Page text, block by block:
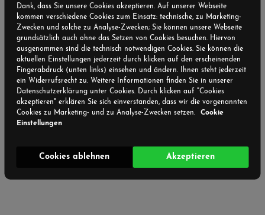
Dank, dass Sie unsere Cookies akzeptieren. Auf unserer Webseite
kommen verschiedene Cookies zum Einsatz: technische, zu Marketing-
Zwecken und solche zu Analyse-Zwecken; Sie können unsere Webseite
grundsätzlich auch ohne das Setzen von Cookies besuchen. Hiervon
ausgenommen sind die technisch notwendigen Cookies. Sie können die
aktuellen Einstellungen jederzeit durch klicken auf den erscheinenden
Fingerabdruck (unten links) einsehen und ändern. Ihnen steht jederzeit
ein Widerrufsrecht zu. Weitere Informationen finden Sie in unserer
Datenschutzerklärung unter Cookies. Durch klicken auf "Cookies
akzeptieren" erklären Sie sich einverstanden, dass wir die vorgenannten
Cookies zu Marketing- und zu Analyse-Zwecken setzen.
Cookie
Einstellungen
Cookies ablehnen Akzeptieren